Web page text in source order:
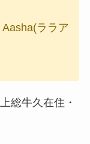
ララア
総牛久在住・